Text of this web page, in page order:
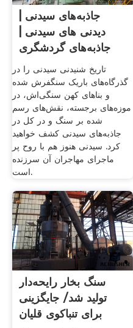
جاذبه‌های سیدنی |
دیدنی ‌های سیدنی |
جاذبه‌های گردشگری
تاریخ شنیدنی سیدنی را در
گذرگاه‌های باریک سنگفرش شده
و بناهای کهن سنگی‌اش، در
موزه‌های برجسته، نقش‌های رسم
شده بر سنگ و در کل در
جاذبه‌های سیدنی کشف خواهید
کرد. سیدنی هنوز هم با روح پر
ماجرای مهاجران آن سرزنده
است.
سنگ بخار رایحه‌دار
تولید شد/ جایگزینی
برای تنباکوی قلیان